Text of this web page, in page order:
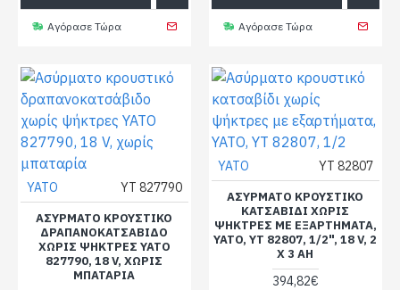
Αγόρασε Τώρα Αγόρασε Τώρα
YATO YT 827790
ΑΣΎΡΜΑΤΟ ΚΡΟΥΣΤΙΚΌ
ΔΡΑΠΑΝΟΚΑΤΣΆΒΙΔΟ
ΧΩΡΊΣ ΨΉΚΤΡΕΣ YATO
827790, 18 V, ΧΩΡΊΣ
ΜΠΑΤΑΡΊΑ
YATO YT 82807
ΑΣΎΡΜΑΤΟ ΚΡΟΥΣΤΙΚΌ
ΚΑΤΣΑΒΊΔΙ ΧΩΡΊΣ
ΨΉΚΤΡΕΣ ΜΕ ΕΞΑΡΤΉΜΑΤΑ,
YATO, YT 82807, 1/2", 18 V, 2
X 3 AH
394,82€